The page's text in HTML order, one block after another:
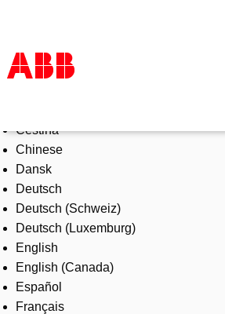
Products & Solutions
Industries
Services
About us
Where to buy
Contact us
Careers
Čeština
Chinese
Dansk
Deutsch
Deutsch (Schweiz)
Deutsch (Luxemburg)
English
English (Canada)
Español
Français